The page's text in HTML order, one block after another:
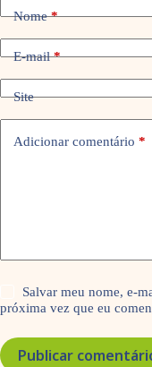
Nome*
E-mail*
Site
Adicionar comentário *
Salvar meu nome, e-
próxima vez que eu
Publicar